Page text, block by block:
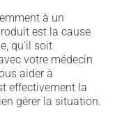
à un
est la cause
qu'il soit
votre médecin
aider à
effectivement la
gérer la situation.